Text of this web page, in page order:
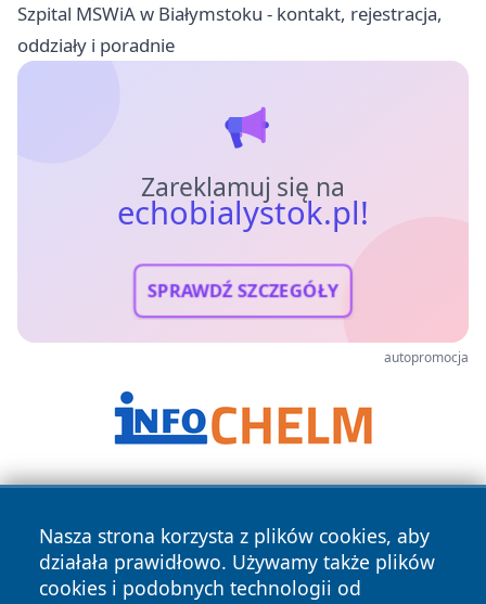
Szpital MSWiA w Białymstoku - kontakt, rejestracja,
oddziały i poradnie
Zareklamuj się na
echobialystok.pl!
SPRAWDŹ SZCZEGÓŁY
autopromocja
Nasza strona korzysta z plików cookies, aby
działała prawidłowo. Używamy także plików
cookies i podobnych technologii od